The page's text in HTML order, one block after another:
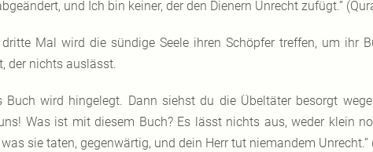
und Ich bin keiner, der den Dienern Unrecht zufügt.”
dritte Mal wird die sündige Seele ihren Schöpfer treffen, um ihr
der nichts auslässt.
Buch wird hingelegt. Dann siehst du die Übeltäter besorgt
Was ist mit diesem Buch? Es lässt nichts aus, weder klein
sie taten, gegenwärtig, und dein Herr tut niemandem Unrecht.”